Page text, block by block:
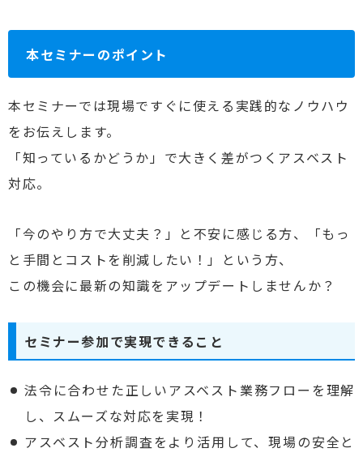
本セミナーのポイント
本セミナーでは現場ですぐに使える実践的なノウハウ
をお伝えします。
「知っているかどうか」で大きく差がつくアスベスト
対応。
「今のやり方で大丈夫？」と不安に感じる方、「もっ
と手間とコストを削減したい！」という方、
この機会に最新の知識をアップデートしませんか？
セミナー参加で実現できること
法令に合わせた正しいアスベスト業務フローを理解
し、スムーズな対応を実現！
アスベスト分析調査をより活用して、現場の安全と